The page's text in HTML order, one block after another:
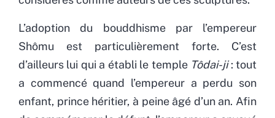
L’adoption du bouddhisme par l’empereur
Shômu est particulièrement forte. C’est
d’ailleurs lui qui a établi le temple Tôdai-ji: tout
a commencé quand l’empereur a perdu son
enfant, prince héritier, à peine âgé d’un an. Afin